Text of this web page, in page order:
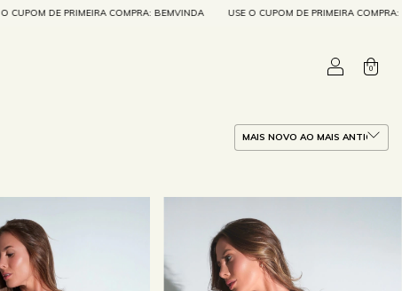
COMPRA: BEMVINDA USE O CUPOM DE PRIMEIRA COMPRA: BEMVINDA USE O
0